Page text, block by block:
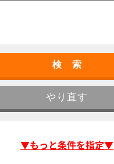
▼もっと条件を指定▼